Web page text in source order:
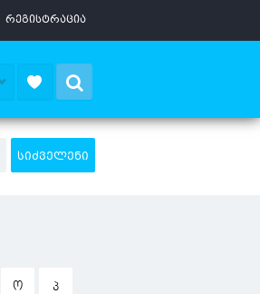
ᲠᲔᲒᲘᲡᲢᲠᲐᲪᲘᲐ
ᲡᲘᲫᲕᲔᲚᲔᲜᲘ
Ო Პ